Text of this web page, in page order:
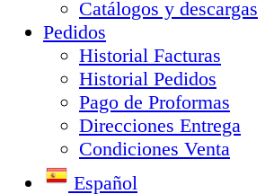
Catálogos y descargas
Pedidos
Historial Facturas
Historial Pedidos
Pago de Proformas
Direcciones Entrega
Condiciones Venta
Español